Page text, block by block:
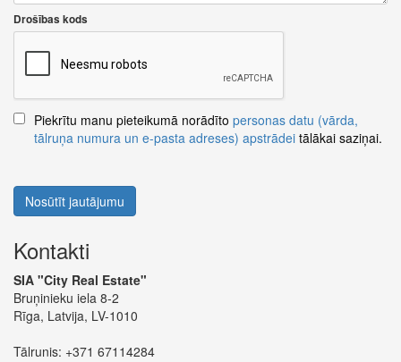
Drošības kods
Piekrītu manu pieteikumā norādīto personas datu (vārda,
tālruņa numura un e-pasta adreses) apstrādei tālākai saziņai.
Nosūtīt jautājumu
Kontakti
SIA "City Real Estate"
Bruņinieku iela 8-2
Rīga, Latvija, LV-1010
Tālrunis: +371 67114284